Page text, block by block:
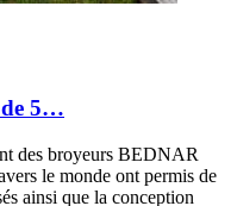
de 5…
des broyeurs BEDNAR
le monde ont permis de
ainsi que la conception